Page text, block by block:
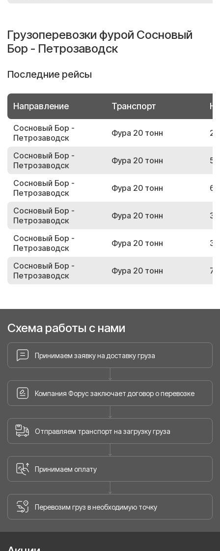
Грузоперевозки фурой Сосновый
Бор - Петрозаводск
Последние рейсы
Направление Транспорт
Сосновый Бор -
Петрозаводск
Фура 20 тонн
Сосновый Бор -
Петрозаводск
Фура 20 тонн
Сосновый Бор -
Петрозаводск
Фура 20 тонн
Сосновый Бор -
Петрозаводск
Фура 20 тонн
Сосновый Бор -
Петрозаводск
Фура 20 тонн
Сосновый Бор -
Петрозаводск
Фура 20 тонн
Схема работы с нами
Принимаем заявку на доставку груза
Компания Форус заключает договор о перевозке
Отправляем транспорт на загрузку груза
Принимаем оплату
Перевозим груз в необходимую точку